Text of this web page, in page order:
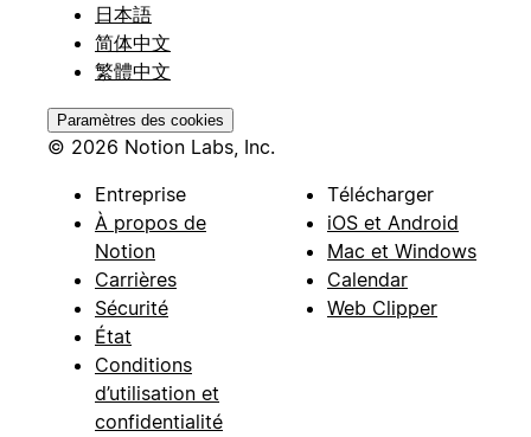
日本語
简体中文
繁體中文
Paramètres des cookies
© 2026 Notion Labs, Inc.
Entreprise
À propos de
Notion
Carrières
Sécurité
État
Conditions
d’utilisation et
confidentialité
Télécharger
iOS et Android
Mac et Windows
Calendar
Web Clipper